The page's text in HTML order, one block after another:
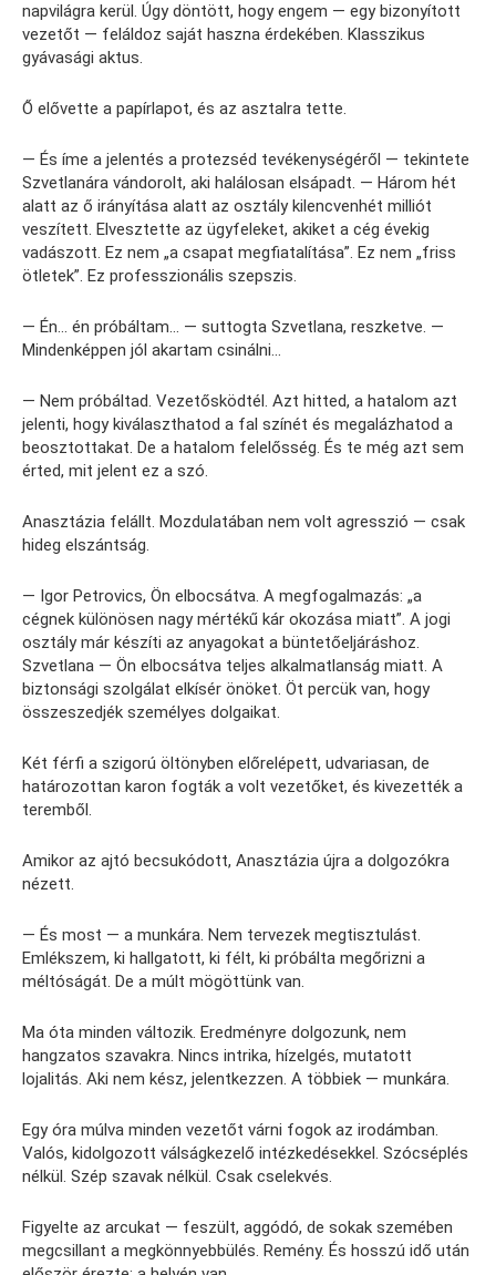
napvilágra kerül. Úgy döntött, hogy engem — egy bizonyított
vezetőt — feláldoz saját haszna érdekében. Klasszikus
gyávasági aktus.
Ő elővette a papírlapot, és az asztalra tette.
— És íme a jelentés a protezséd tevékenységéről — tekintete
Szvetlanára vándorolt, aki halálosan elsápadt. — Három hét
alatt az ő irányítása alatt az osztály kilencvenhét milliót
veszített. Elvesztette az ügyfeleket, akiket a cég évekig
vadászott. Ez nem „a csapat megfiatalítása”. Ez nem „friss
ötletek”. Ez professzionális szepszis.
— Én… én próbáltam… — suttogta Szvetlana, reszketve. —
Mindenképpen jól akartam csinálni…
— Nem próbáltad. Vezetősködtél. Azt hitted, a hatalom azt
jelenti, hogy kiválaszthatod a fal színét és megalázhatod a
beosztottakat. De a hatalom felelősség. És te még azt sem
érted, mit jelent ez a szó.
Anasztázia felállt. Mozdulatában nem volt agresszió — csak
hideg elszántság.
— Igor Petrovics, Ön elbocsátva. A megfogalmazás: „a
cégnek különösen nagy mértékű kár okozása miatt”. A jogi
osztály már készíti az anyagokat a büntetőeljáráshoz.
Szvetlana — Ön elbocsátva teljes alkalmatlanság miatt. A
biztonsági szolgálat elkísér önöket. Öt percük van, hogy
összeszedjék személyes dolgaikat.
Két férfi a szigorú öltönyben előrelépett, udvariasan, de
határozottan karon fogták a volt vezetőket, és kivezették a
teremből.
Amikor az ajtó becsukódott, Anasztázia újra a dolgozókra
nézett.
— És most — a munkára. Nem tervezek megtisztulást.
Emlékszem, ki hallgatott, ki félt, ki próbálta megőrizni a
méltóságát. De a múlt mögöttünk van.
Ma óta minden változik. Eredményre dolgozunk, nem
hangzatos szavakra. Nincs intrika, hízelgés, mutatott
lojalitás. Aki nem kész, jelentkezzen. A többiek — munkára.
Egy óra múlva minden vezetőt várni fogok az irodámban.
Valós, kidolgozott válságkezelő intézkedésekkel. Szócséplés
nélkül. Szép szavak nélkül. Csak cselekvés.
Figyelte az arcukat — feszült, aggódó, de sokak szemében
megcsillant a megkönnyebbülés. Remény. És hosszú idő után